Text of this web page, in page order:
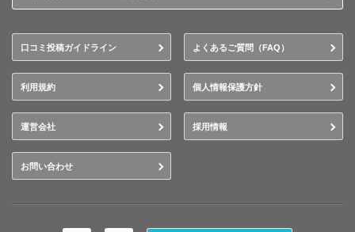
口コミ投稿ガイドライン よくあるご質問（FAQ）
利用規約 個人情報保護方針
運営会社 採用情報
お問い合わせ